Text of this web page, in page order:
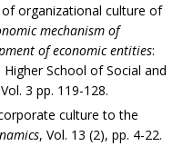
organizational culture of
mechanism of
of economic entities:
School of Social and
3 рр. 119-128.
culture to the
, Vol. 13 (2), рр. 4-22.